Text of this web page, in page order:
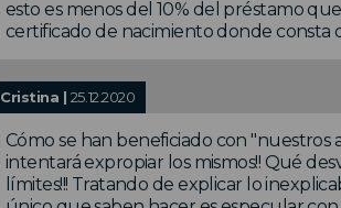
esto es menos del 10% del préstamo
certificado de nacimiento donde consta
Cristina | 25.12.2020
Cómo se han beneficiado con
intentará expropiar los mismos!! Qué
límites!!! Tratando de explicar lo